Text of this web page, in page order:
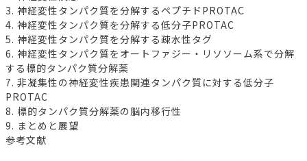
3. 神経変性タンパク質を分解するペプチドPROTAC
4. 神経変性タンパク質を分解する低分子PROTAC
5. 神経変性タンパク質を分解する疎水性タグ
6. 神経変性タンパク質をオートファジー・リソソーム系で分解
する標的タンパク質分解薬
7. 非凝集性の神経変性疾患関連タンパク質に対する低分子
PROTAC
8. 標的タンパク質分解薬の脳内移行性
9. まとめと展望
参考文献